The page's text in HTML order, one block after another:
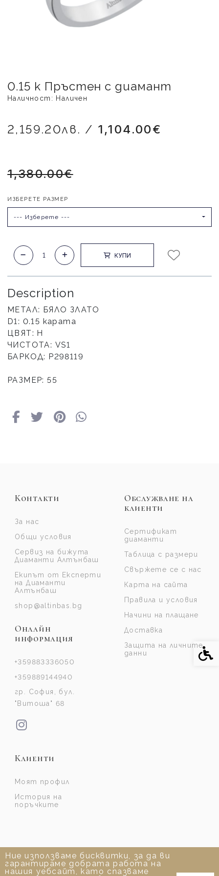
0.15 к Пръстен с диамант
Наличност: Наличен
2,159.20лв. / 1,104.00€
1,380.00€
ИЗБЕРЕТЕ РАЗМЕР
--- Изберете ---
КУПИ
Description
МЕТАЛ: БЯЛО ЗЛАТО
D1: 0.15 карата
ЦВЯТ: H
ЧИСТОТА: VS1
БАРКОД: Р298119
РАЗМЕР: 55
Ние използваме бисквитки, за да ви
гарантираме добрата работа на
нашия уебсайт, като спазваме
Контакти
За нас
Общи условия
Сервиз на бижута
Диаманти Алтънбаш
Екипът от Експерти
на Диаманти
Алтънбаш
shop@altinbas.bg
Онлайн
информация
+359883336050
+359889144940
гр. София, бул.
"Витоша" 68
Обслужване на
клиенти
Сертификат
диаманти
Таблица с размери
Свържете се с нас
Карта на сайта
Правила и условия
Начини на плащане
Доставка
Защита на личните
данни
Клиенти
Моят профил
История на
поръчките